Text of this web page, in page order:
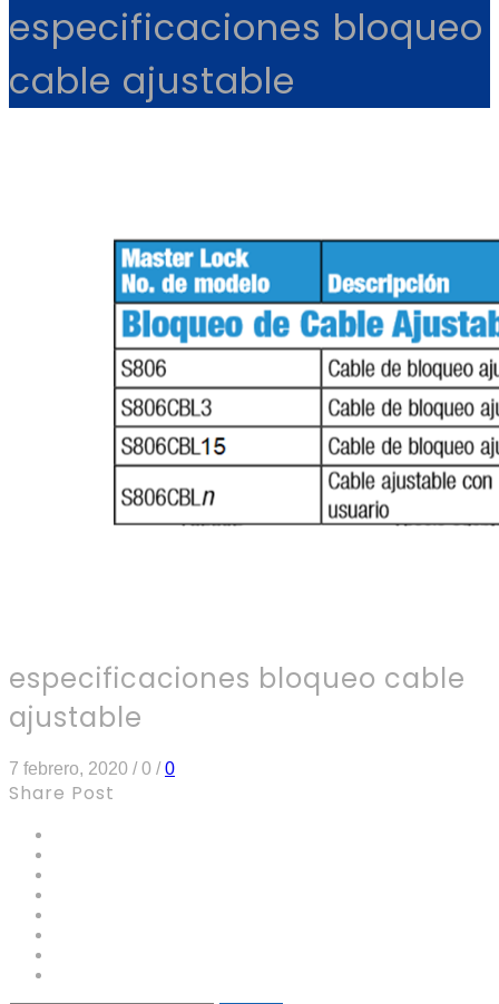
especificaciones bloqueo
cable ajustable
especificaciones bloqueo cable
ajustable
7 febrero, 2020 / 0 / 0
Share Post